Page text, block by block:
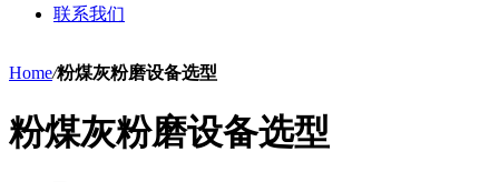
联系我们
Home/粉煤灰粉磨设备选型
粉煤灰粉磨设备选型